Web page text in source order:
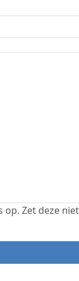
Zet deze